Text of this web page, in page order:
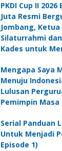
PKDI Cup II
Juta Resmi
Jombang,
Silaturrahmi
Kades untuk
Mengapa Saya
Menuju
Lulusan
Pemimpin Masa
Serial Panduan
Untuk Menjadi
Episode 1)